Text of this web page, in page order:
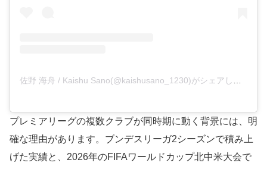
佐野 海舟 / Kaishu Sano(@kaishusano_1230)がシェアした投稿
プレミアリーグの複数クラブが同時期に動く背景には、明
確な理由があります。ブンデスリーガ2シーズンで積み上
げた実績と、2026年のFIFAワールドカップ北中米大会で